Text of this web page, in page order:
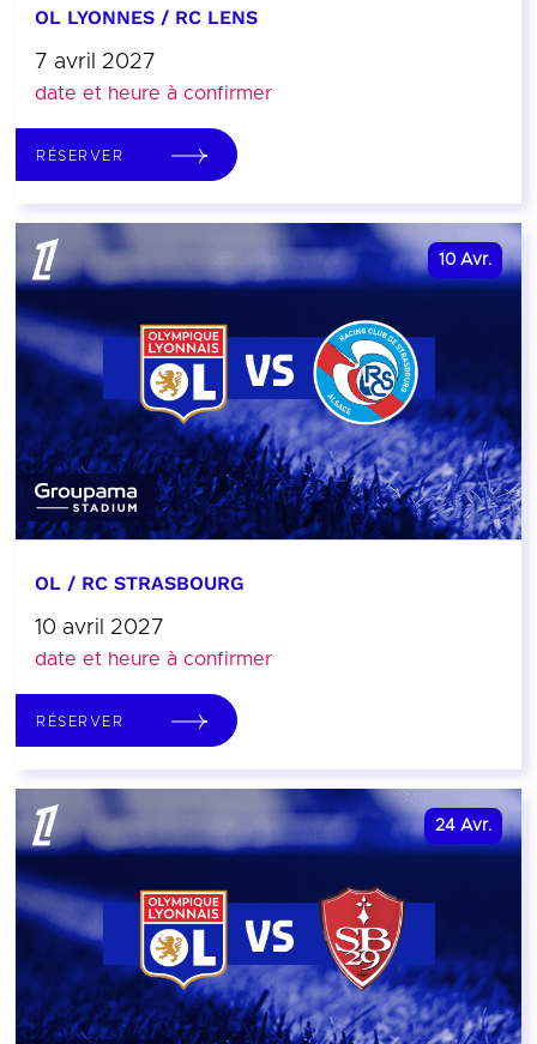
OL LYONNES / RC LENS
7 avril 2027
date et heure à confirmer
RÉSERVER
10 Avr.
OL / RC STRASBOURG
10 avril 2027
date et heure à confirmer
RÉSERVER
24 Avr.